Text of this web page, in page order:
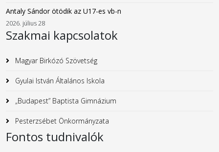
Antaly Sándor ötödik az U17-es vb-n
2026. július 28
Szakmai kapcsolatok
Magyar Birkózó Szövetség
Gyulai István Általános Iskola
„Budapest” Baptista Gimnázium
Pesterzsébet Önkormányzata
Fontos tudnivalók